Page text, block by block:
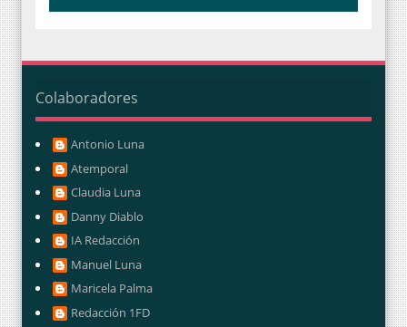
Colaboradores
Antonio Luna
Atemporal
Claudia Luna
Danny Diablo
IA Redacción
Manuel Luna
Maricela Palma
Redacción 1FD